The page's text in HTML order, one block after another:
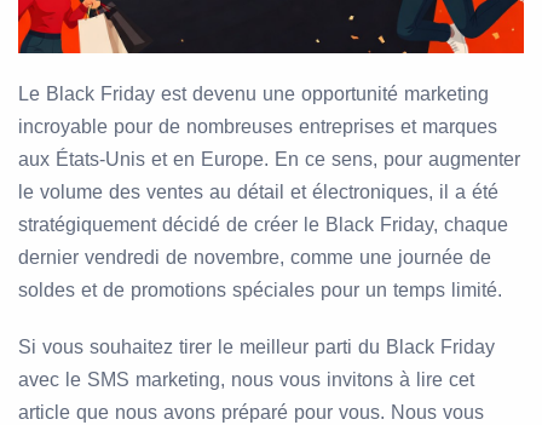
Le Black Friday est devenu une opportunité marketing
incroyable pour de nombreuses entreprises et marques
aux États-Unis et en Europe. En ce sens, pour augmenter
le volume des ventes au détail et électroniques, il a été
stratégiquement décidé de créer le Black Friday, chaque
dernier vendredi de novembre, comme une journée de
soldes et de promotions spéciales pour un temps limité.
Si vous souhaitez tirer le meilleur parti du Black Friday
avec le SMS marketing, nous vous invitons à lire cet
article que nous avons préparé pour vous. Nous vous